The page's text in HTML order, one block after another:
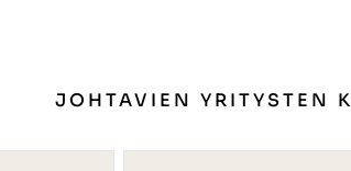
JOHTAVIEN YRITYSTEN